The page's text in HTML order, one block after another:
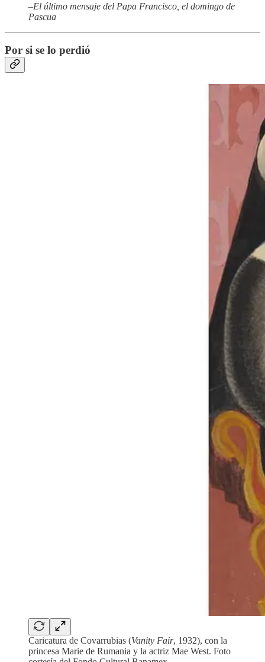
–El último mensaje del Papa Francisco, el domingo de
Pascua
Por si se lo perdió
Caricatura de Covarrubias (Vanity Fair, 1932), con la
princesa Marie de Rumania y la actriz Mae West. Foto